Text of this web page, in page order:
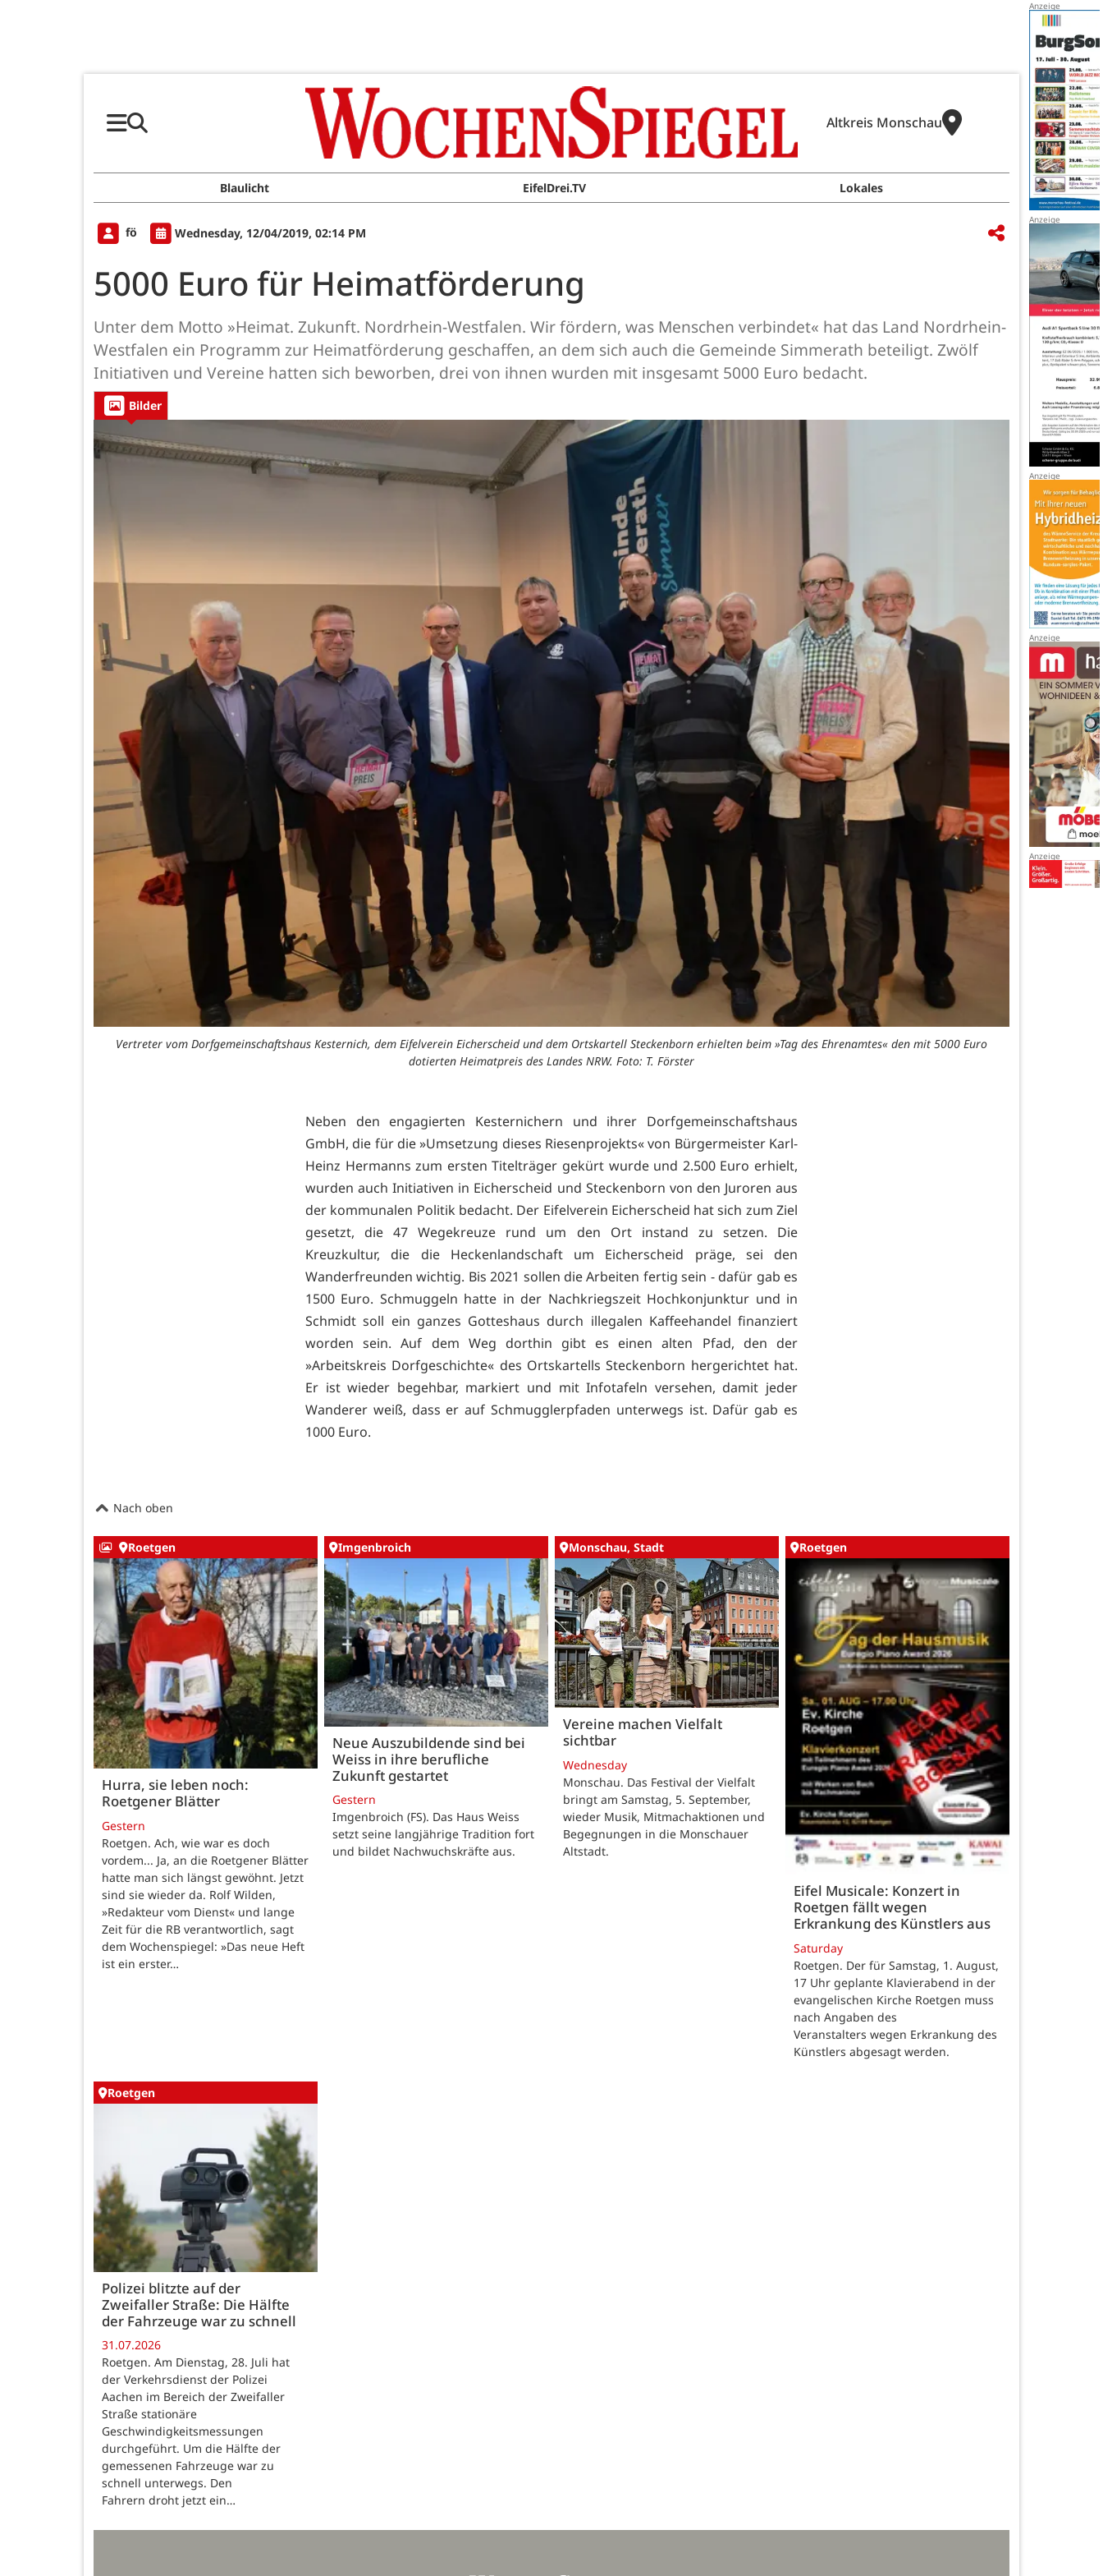
Altkreis Monschau
Blaulicht EifelDrei.TV Lokales
fö Wednesday, 12/04/2019, 02:14 PM
5000 Euro für Heimatförderung
Unter dem Motto »Heimat. Zukunft. Nordrhein-Westfalen. Wir fördern, was Menschen verbindet« hat das Land Nordrhein-
Westfalen ein Programm zur Heimatförderung geschaffen, an dem sich auch die Gemeinde Simmerath beteiligt. Zwölf
Initiativen und Vereine hatten sich beworben, drei von ihnen wurden mit insgesamt 5000 Euro bedacht.
Bilder
Vertreter vom Dorfgemeinschaftshaus Kesternich, dem Eifelverein Eicherscheid und dem Ortskartell Steckenborn erhielten beim »Tag des Ehrenamtes« den mit 5000 Euro
dotierten Heimatpreis des Landes NRW. Foto: T. Förster
Neben den engagierten Kesternichern und ihrer Dorfgemeinschaftshaus
GmbH, die für die »Umsetzung dieses Riesenprojekts« von Bürgermeister Karl-
Heinz Hermanns zum ersten Titelträger gekürt wurde und 2.500 Euro erhielt,
wurden auch Initiativen in Eicherscheid und Steckenborn von den Juroren aus
der kommunalen Politik bedacht. Der Eifelverein Eicherscheid hat sich zum Ziel
gesetzt, die 47 Wegekreuze rund um den Ort instand zu setzen. Die
Kreuzkultur, die die Heckenlandschaft um Eicherscheid präge, sei den
Wanderfreunden wichtig. Bis 2021 sollen die Arbeiten fertig sein - dafür gab es
1500 Euro. Schmuggeln hatte in der Nachkriegszeit Hochkonjunktur und in
Schmidt soll ein ganzes Gotteshaus durch illegalen Kaffeehandel finanziert
worden sein. Auf dem Weg dorthin gibt es einen alten Pfad, den der
»Arbeitskreis Dorfgeschichte« des Ortskartells Steckenborn hergerichtet hat.
Er ist wieder begehbar, markiert und mit Infotafeln versehen, damit jeder
Wanderer weiß, dass er auf Schmugglerpfaden unterwegs ist. Dafür gab es
1000 Euro.
Nach oben
Roetgen
Hurra, sie leben noch:
Roetgener Blätter
Gestern
Roetgen. Ach, wie war es doch
vordem... Ja, an die Roetgener Blätter
hatte man sich längst gewöhnt. Jetzt
sind sie wieder da. Rolf Wilden,
»Redakteur vom Dienst« und lange
Zeit für die RB verantwortlich, sagt
dem Wochenspiegel: »Das neue Heft
ist ein erster…
Imgenbroich
Neue Auszubildende sind bei
Weiss in ihre berufliche
Zukunft gestartet
Gestern
Imgenbroich (FS). Das Haus Weiss
setzt seine langjährige Tradition fort
und bildet Nachwuchskräfte aus.
Monschau, Stadt
Vereine machen Vielfalt
sichtbar
Wednesday
Monschau. Das Festival der Vielfalt
bringt am Samstag, 5. September,
wieder Musik, Mitmachaktionen und
Begegnungen in die Monschauer
Altstadt.
Roetgen
Eifel Musicale: Konzert in
Roetgen fällt wegen
Erkrankung des Künstlers aus
Saturday
Roetgen. Der für Samstag, 1. August,
17 Uhr geplante Klavierabend in der
evangelischen Kirche Roetgen muss
nach Angaben des
Veranstalters wegen Erkrankung des
Künstlers abgesagt werden.
Roetgen
Polizei blitzte auf der
Zweifaller Straße: Die Hälfte
der Fahrzeuge war zu schnell
31.07.2026
Roetgen. Am Dienstag, 28. Juli hat
der Verkehrsdienst der Polizei
Aachen im Bereich der Zweifaller
Straße stationäre
Geschwindigkeitsmessungen
durchgeführt. Um die Hälfte der
gemessenen Fahrzeuge war zu
schnell unterwegs. Den
Fahrern droht jetzt ein…